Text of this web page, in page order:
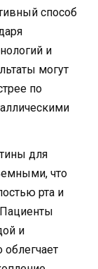
способ
и
могут
по
для
что
рта и
и
облегчает